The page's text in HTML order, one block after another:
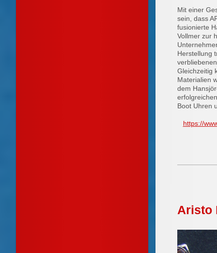
Mit einer
sein, dass
fusionierte
Vollmer zur
Herstellung
Gleichzeitig
Materialien
dem
Boot Uhren
https://
Aristo